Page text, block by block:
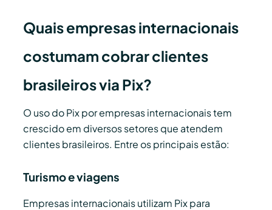
Quais empresas internacionais
costumam cobrar clientes
brasileiros via Pix?
O uso do Pix por empresas internacionais tem
crescido em diversos setores que atendem
clientes brasileiros. Entre os principais estão:
Turismo e viagens
Empresas internacionais utilizam Pix para